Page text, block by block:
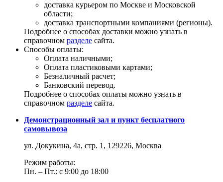
доставка курьером по Москве и Московской
области;
доставка транспортными компаниями (регионы).
Подробнее о способах доставки можно узнать в
справочном разделе сайта.
Способы оплаты:
Оплата наличными;
Оплата пластиковыми картами;
Безналичный расчет;
Банковский перевод.
Подробнее о способах оплаты можно узнать в
справочном разделе сайта.
Демонстрационный зал и пункт бесплатного
самовывоза
ул. Докукина, 4а, стр. 1, 129226, Москва
Режим работы:
Пн. – Пт.: с 9:00 до 18:00